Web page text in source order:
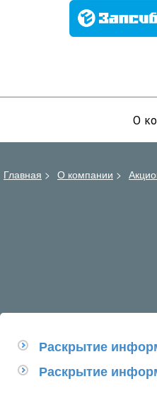
О
Главная > О компании >
Раскрытие
Раскрытие